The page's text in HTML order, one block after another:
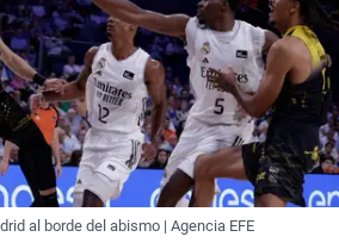
al borde del abismo | Agencia EFE